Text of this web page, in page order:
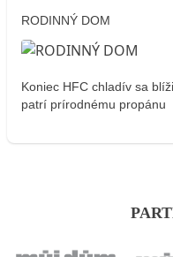
RODINNÝ DOM
Koniec HFC chladív sa
patrí prírodnému propánu